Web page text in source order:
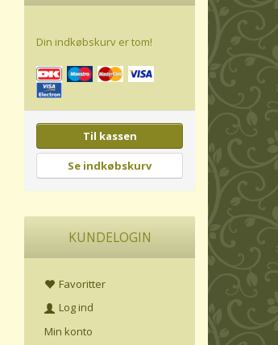
Din indkøbskurv er tom!
Til kassen
Se indkøbskurv
KUNDELOGIN
Favoritter
Log ind
Min konto